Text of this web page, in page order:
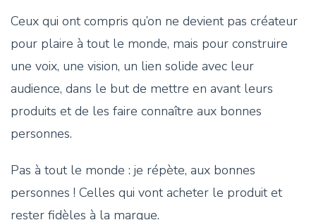
Ceux qui ont compris qu’on ne devient pas créateur
pour plaire à tout le monde, mais pour construire
une voix, une vision, un lien solide avec leur
audience, dans le but de mettre en avant leurs
produits et de les faire connaître aux bonnes
personnes.
Pas à tout le monde : je répète, aux bonnes
personnes ! Celles qui vont acheter le produit et
rester fidèles à la marque.